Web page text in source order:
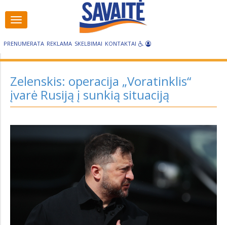
PRENUMERATA REKLAMA SKELBIMAI KONTAKTAI
Visos
kategorijos
Zelenskis: operacija „Voratinklis“
įvarė Rusiją į sunkią situaciją
Visos
kategorijos